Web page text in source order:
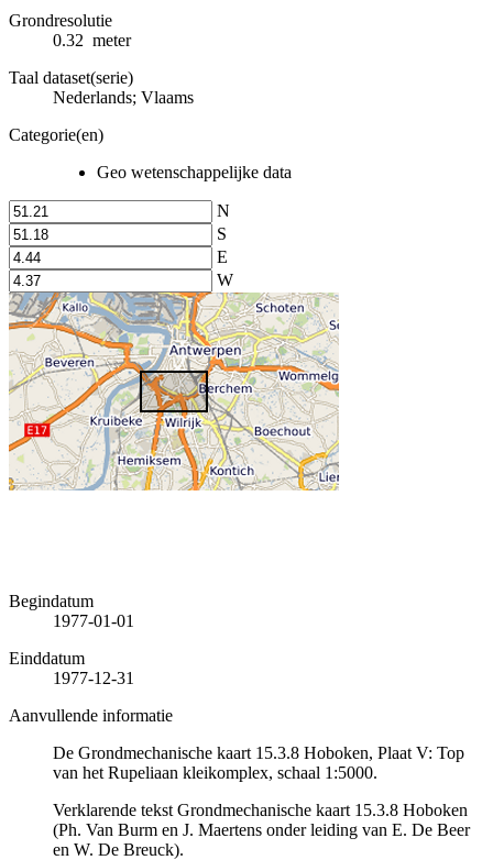
Grondresolutie
0.32 meter
Taal dataset(serie)
Nederlands; Vlaams
Categorie(en)
Geo wetenschappelijke data
N
S
E
W
Begindatum
1977-01-01
Einddatum
1977-12-31
Aanvullende informatie
De Grondmechanische kaart 15.3.8 Hoboken, Plaat V: Top
van het Rupeliaan kleikomplex, schaal 1:5000.
Verklarende tekst Grondmechanische kaart 15.3.8 Hoboken
(Ph. Van Burm en J. Maertens onder leiding van E. De Beer
en W. De Breuck).